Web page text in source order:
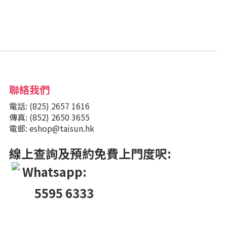
聯絡我們
電話: (825) 2657 1616
傳真: (852) 2650 3655
電郵: eshop@taisun.hk
線上查詢及預約免費上門度呎:
Whatsapp:
5595 6333